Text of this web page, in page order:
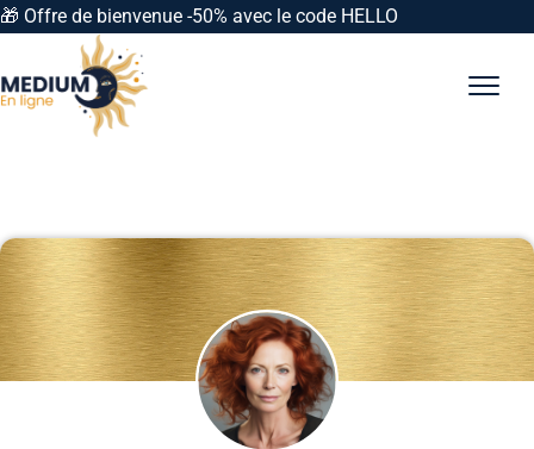
🎁 Offre de bienvenue -50% avec le code HELLO